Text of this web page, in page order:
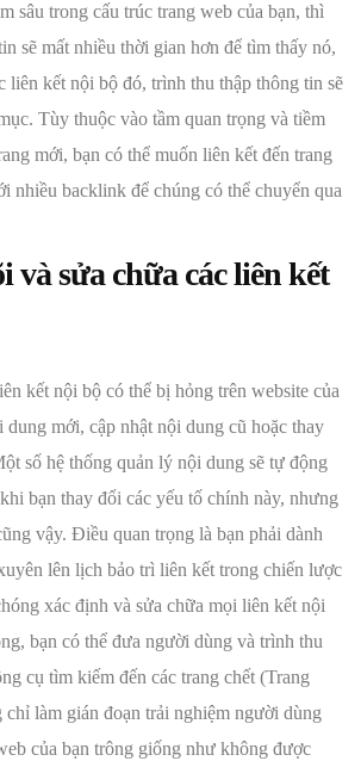
sâu trong cấu trúc trang web của bạn, thì
sẽ mất nhiều thời gian hơn để tìm thấy nó,
liên kết nội bộ đó, trình thu thập thông tin sẽ
Tùy thuộc vào tầm quan trọng và tiềm
mới, bạn có thể muốn liên kết đến trang
nhiều backlink để chúng có thể chuyển qua
và sửa chữa các liên kết
kết nội bộ có thể bị hỏng trên website của
dung mới, cập nhật nội dung cũ hoặc thay
số hệ thống quản lý nội dung sẽ tự động
bạn thay đổi các yếu tố chính này, nhưng
vậy. Điều quan trọng là bạn phải dành
lên lịch bảo trì liên kết trong chiến lược
xác định và sửa chữa mọi liên kết nội
bạn có thể đưa người dùng và trình thu
cụ tìm kiếm đến các trang chết (Trang
làm gián đoạn trải nghiệm người dùng
của bạn trông giống như không được